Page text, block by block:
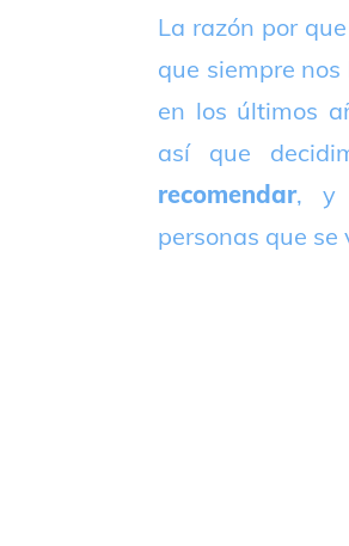
La razón por
que siempre
en los últimos
así que
recomendar, y
personas que se